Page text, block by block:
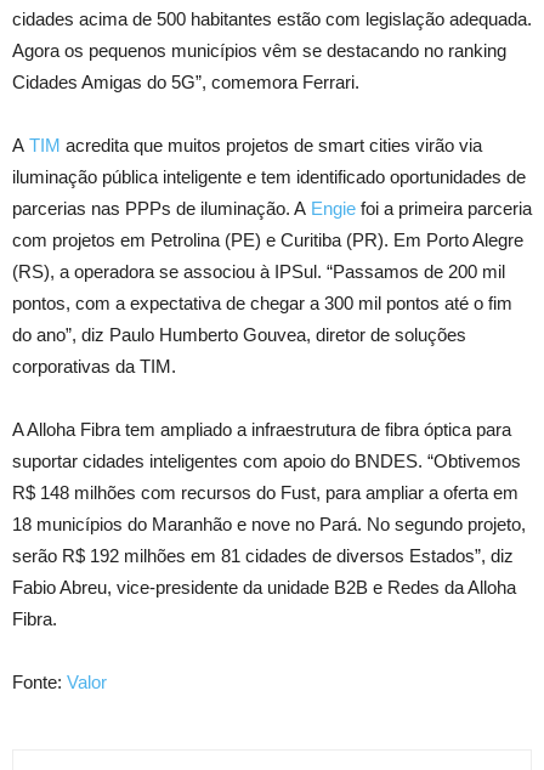
cidades acima de 500 habitantes estão com legislação adequada.
Agora os pequenos municípios vêm se destacando no ranking
Cidades Amigas do 5G”, comemora Ferrari.
A TIM acredita que muitos projetos de smart cities virão via
iluminação pública inteligente e tem identificado oportunidades de
parcerias nas PPPs de iluminação. A Engie foi a primeira parceria
com projetos em Petrolina (PE) e Curitiba (PR). Em Porto Alegre
(RS), a operadora se associou à IPSul. “Passamos de 200 mil
pontos, com a expectativa de chegar a 300 mil pontos até o fim
do ano”, diz Paulo Humberto Gouvea, diretor de soluções
corporativas da TIM.
A Alloha Fibra tem ampliado a infraestrutura de fibra óptica para
suportar cidades inteligentes com apoio do BNDES. “Obtivemos
R$ 148 milhões com recursos do Fust, para ampliar a oferta em
18 municípios do Maranhão e nove no Pará. No segundo projeto,
serão R$ 192 milhões em 81 cidades de diversos Estados”, diz
Fabio Abreu, vice-presidente da unidade B2B e Redes da Alloha
Fibra.
Fonte: Valor